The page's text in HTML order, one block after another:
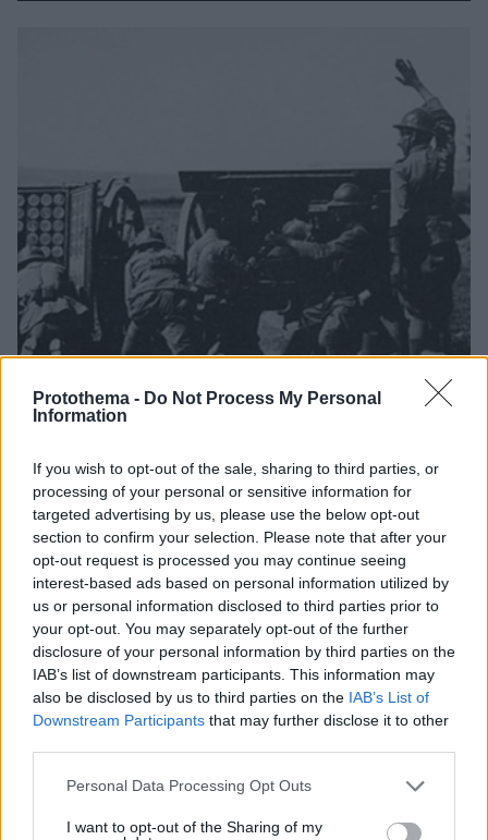
Protothema - Do Not Process My Personal
Information
If you wish to opt-out of the sale, sharing to third parties, or
processing of your personal or sensitive information for
targeted advertising by us, please use the below opt-out
section to confirm your selection. Please note that after your
opt-out request is processed you may continue seeing
interest-based ads based on personal information utilized by
us or personal information disclosed to third parties prior to
your opt-out. You may separately opt-out of the further
disclosure of your personal information by third parties on the
IAB’s list of downstream participants. This information may
also be disclosed by us to third parties on the IAB’s List of
Downstream Participants that may further disclose it to other
Please note that this website/app uses one or more Google
not limited to your visit or usage behaviour. You may click to
Personal Data Processing Opt Outs
I want to opt-out of the Sharing of my
Τι έγραφαν οι ξένοι ανταποκριτές σε
τηλεγραφήματά τους από τη Μικρά Ασία το 1921
08.08.2026, 10:26
Σε 57χρονη γυναίκα ανήκει η σορός
στον Λυκαβηττό, από πτώση ο
θάνατος
08.08.2026, 15:07 51
ενώ επιχειρούσε σε μεγάλη δασική